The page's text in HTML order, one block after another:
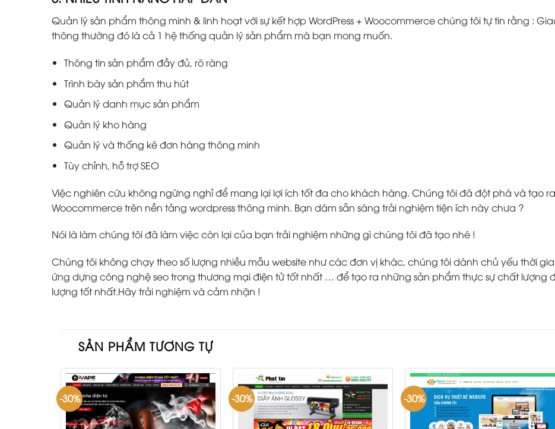
Quản lý sản phẩm thông minh & linh hoạt với sự kết hợp WordPress + Woocommerce chúng tôi tự tin rằng :
thông thường đó là cả 1 hệ thống quản lý sản phẩm mà bạn mong muốn.
Thông tin sản phẩm đầy đủ, rõ ràng
Trình bày sản phẩm thu hút
Quản lý danh mục sản phẩm
Quản lý kho hàng
Quản lý và thống kê đơn hàng thông minh
Tùy chỉnh, hỗ trợ SEO
Việc nghiên cứu không ngừng nghỉ để mang lại lợi ích tốt đa cho khách hàng. Chúng tôi đã đột phá và tạo
Woocommerce trên nền tảng wordpress thông minh. Bạn dám sẵn sàng trải nghiệm tiện ích này chưa ?
Nói là làm chúng tôi đã làm việc còn lại của bạn trải nghiệm những gì chúng tôi đã tạo nhé !
Chúng tôi không chạy theo số lượng nhiều mẫu website như các đơn vị khác, chúng tôi dành chủ yếu thời
ứng dựng công nghệ seo trong thương mại điện tử tốt nhất … để tạo ra những sản phẩm thực sự chất lượng
lượng tốt nhất.Hãy trải nghiệm và cảm nhận !
SẢN PHẨM TƯƠNG TỰ
-30% -30% -30%